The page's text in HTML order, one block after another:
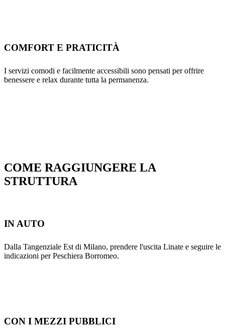
COMFORT E PRATICITÀ
I servizi comodi e facilmente accessibili sono pensati per offrire
benessere e relax durante tutta la permanenza.
COME RAGGIUNGERE LA
STRUTTURA
IN AUTO
Dalla Tangenziale Est di Milano, prendere l'uscita Linate e seguire le
indicazioni per Peschiera Borromeo.
CON I MEZZI PUBBLICI